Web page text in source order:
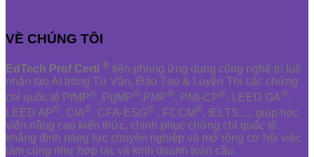
VỀ CHÚNG TÔI
EdTech Prof Certi ® tiên phong ứng dụng công nghệ trí tuệ
nhân tạo AI trong Tư Vấn, Đào Tạo & Luyện Thi các chứng
chỉ quốc tế PfMP® ,PgMP®,PMP®, PMI-CP®, LEED GA®,
LEED AP®, CIA®, CFA-ESG® , FCCM®, IELTS,.... giúp học
viên nâng cao kiến thức, chinh phục chứng chỉ quốc tế,
khẳng định năng lực chuyên nghiệp và mở rộng cơ hội việc
làm cũng như hợp tác và kinh doanh toàn cầu.